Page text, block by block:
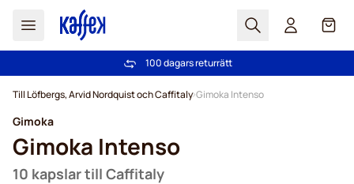
Sök Cart
Fri frakt över 499 kr
100 dagars returrätt
Till Löfbergs, Arvid Nordquist och Caffitaly Gimoka Intenso
Gimoka
Gimoka Intenso
10 kapslar till Caffitaly